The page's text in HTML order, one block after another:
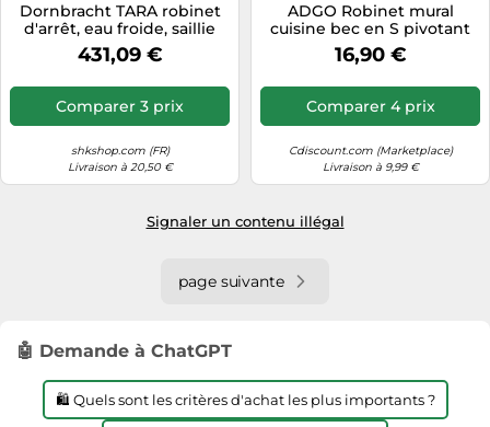
Dornbracht TARA robinet
d'arrêt, eau froide, saillie
100mm, 17500892-99,
Couleur: foncé Platine mat
431,09 €
Comparer 3 prix
shkshop.com (FR)
Livraison à 20,50 €
ADGO Robinet mural
cuisine bec en S pivotant
170 mm chromé - sortie
3/4"" tête céramique
16,90 €
Comparer 4 prix
Cdiscount.com (Marketplace)
Livraison à 9,99 €
Signaler un contenu illégal
page suivante
🤖 Demande à ChatGPT
🛍️ Quels sont les critères d'achat les plus importants ?